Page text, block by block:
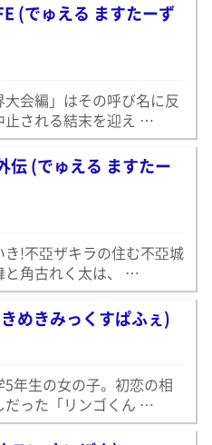
(でゅえる ますたーず
会編」はその呼び名に反
止される結末を迎え …
伝 (でゅえる ますたー
!不亞ザキラの住む不亞城
と角古れく太は、 …
めきみっくすぱふぇ)
年生の女の子。初恋の相
だった「リンゴくん …